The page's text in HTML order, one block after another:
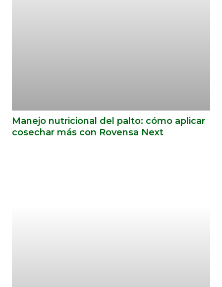
Manejo nutricional del palto: cómo aplicar
cosechar más con Rovensa Next